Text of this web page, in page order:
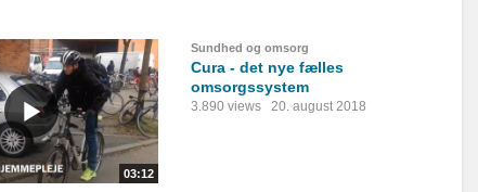
03:12
Sundhed og omsorg
Cura - det nye fælles
omsorgssystem
3.890 views 20. august 2018